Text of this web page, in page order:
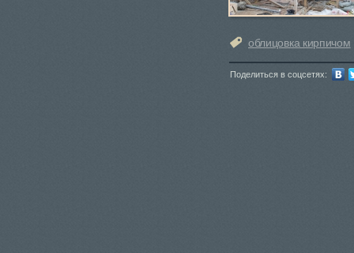
облицовка кирпичом
Поделиться в соцсетях: